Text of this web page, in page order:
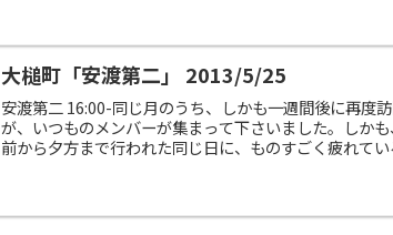
大槌町「安渡第二」 2013/5/25
安渡第二 16:00-同じ月のうち、しかも一週間後に再度
が、いつものメンバーが集まって下さいました。しか
前から夕方まで行われた同じ日に、ものすごく疲れて